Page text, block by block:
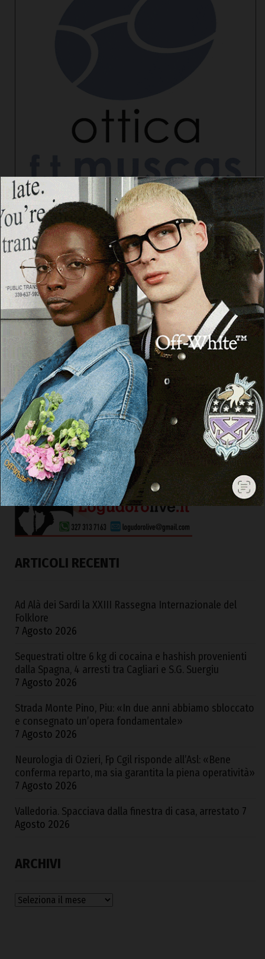
ARTICOLI RECENTI
Ad Alà dei Sardi la XXIII Rassegna Internazionale del
Folklore
7 Agosto 2026
Sequestrati oltre 6 kg di cocaina e hashish provenienti
dalla Spagna, 4 arresti tra Cagliari e S.G. Suergiu
7 Agosto 2026
Strada Monte Pino, Piu: «In due anni abbiamo sbloccato
e consegnato un’opera fondamentale»
7 Agosto 2026
Neurologia di Ozieri, Fp Cgil risponde all’Asl: «Bene
conferma reparto, ma sia garantita la piena operatività»
7 Agosto 2026
Valledoria. Spacciava dalla finestra di casa, arrestato 7
Agosto 2026
ARCHIVI
Archivi